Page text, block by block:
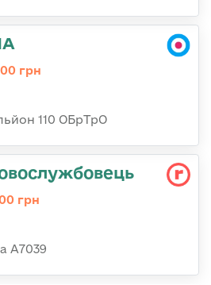
грн
110 ОБрТрО
грн
А7039